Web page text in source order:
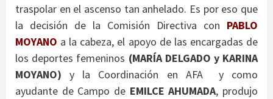
traspolar en el ascenso tan anhelado. Es por eso que
la decisión de la Comisión Directiva con PABLO
MOYANO a la cabeza, el apoyo de las encargadas de
los deportes femeninos (MARÍA DELGADO y KARINA
MOYANO) y la Coordinación en AFA y como
ayudante de Campo de EMILCE AHUMADA, produjo